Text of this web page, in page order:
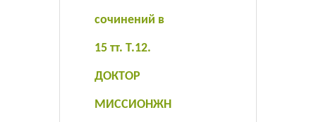
сочинений в
15 тт. Т.12.
ДОКТОР
МИССИОНЖН